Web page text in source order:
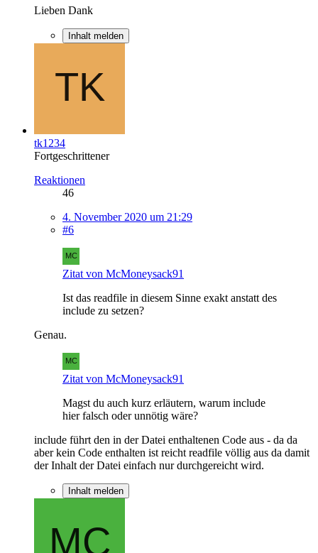
Lieben Dank
Inhalt melden
tk1234
Fortgeschrittener
Reaktionen
46
4. November 2020 um 21:29
#6
Zitat von McMoneysack91
Ist das readfile in diesem Sinne exakt anstatt des
include zu setzen?
Genau.
Zitat von McMoneysack91
Magst du auch kurz erläutern, warum include
hier falsch oder unnötig wäre?
include führt den in der Datei enthaltenen Code aus - da da
aber kein Code enthalten ist reicht readfile völlig aus da damit
der Inhalt der Datei einfach nur durchgereicht wird.
Inhalt melden